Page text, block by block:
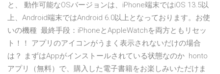
と、 動作可能なOSバージョンは、iPhone端末ではiOS 13.5以
上、Android端末ではAndroid 6.0以上となっております。お使
いの機種 最終手段：iPhoneとAppleWatchを両方ともリセッ
ト！！ アプリのアイコンがうまく表示されないだけの場合
は？ まずはAppがインストールされている状態なのか honto
アプリ（無料）で、購入した電子書籍をお楽しみいただけま